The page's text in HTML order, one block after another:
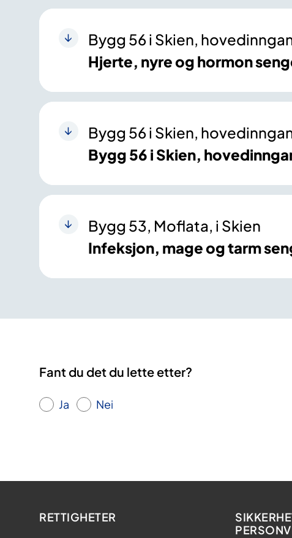
Bygg 56 i Skien,
Hjerte, nyre og hormon
Bygg 56 i Skien,
Bygg 56 i Skien,
Bygg 53, Moflata, i Skien
Infeksjon, mage og tarm
Fant du det du lette etter?
Ja Nei
RETTIGHETER